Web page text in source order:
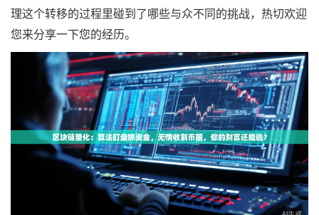
理这个转移的过程里碰到了哪些与众不同的挑战，热切欢迎
您来分享一下您的经历。